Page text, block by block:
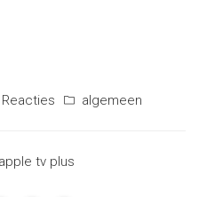
algemeen
Reacties
apple tv plus